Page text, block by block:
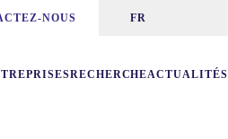
NOUS FR
RECHERCHEACTUALITÉS